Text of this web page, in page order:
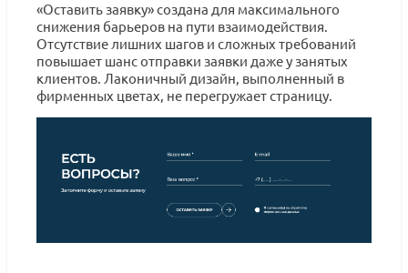
«Оставить заявку» создана для максимального
снижения барьеров на пути взаимодействия.
Отсутствие лишних шагов и сложных требований
повышает шанс отправки заявки даже у занятых
клиентов. Лаконичный дизайн, выполненный в
фирменных цветах, не перегружает страницу.